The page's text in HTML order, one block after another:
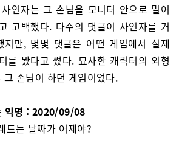
연자는 그 손님을 모니터 안으로 밀어
고백했다. 다수의 댓글이 사연자를 거
지만, 몇몇 댓글은 어떤 게임에서 실제
를 봤다고 썼다. 묘사한 캐릭터의 외형
그 손님이 하던 게임이었다.
익명 : 2020/09/08
드는 날짜가 어제야?